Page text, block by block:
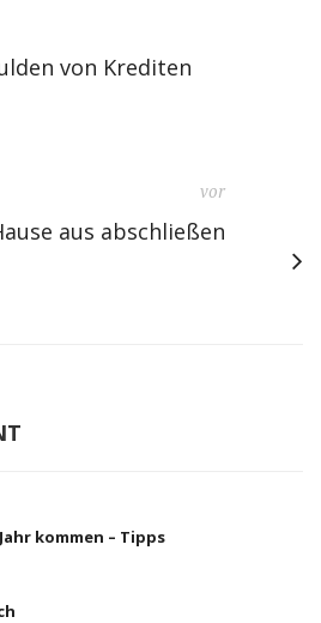
von Krediten
vor
aus abschließen
kommen – Tipps